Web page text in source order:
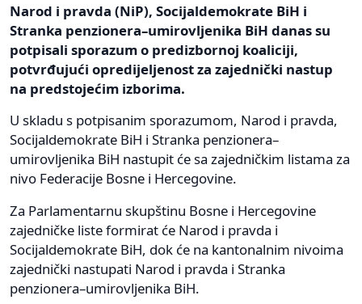
Narod i pravda (NiP), Socijaldemokrate BiH i
Stranka penzionera–umirovljenika BiH danas su
potpisali sporazum o predizbornoj koaliciji,
potvrđujući opredijeljenost za zajednički nastup
na predstojećim izborima.
U skladu s potpisanim sporazumom, Narod i pravda,
Socijaldemokrate BiH i Stranka penzionera–
umirovljenika BiH nastupit će sa zajedničkim listama za
nivo Federacije Bosne i Hercegovine.
Za Parlamentarnu skupštinu Bosne i Hercegovine
zajedničke liste formirat će Narod i pravda i
Socijaldemokrate BiH, dok će na kantonalnim nivoima
zajednički nastupati Narod i pravda i Stranka
penzionera–umirovljenika BiH.